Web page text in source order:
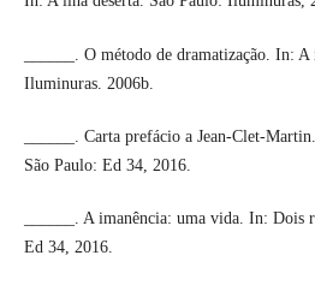
______. O método de dramatização. In:
Iluminuras. 2006b.
______. Carta prefácio a Jean-Clet-
São Paulo: Ed 34, 2016.
______. A imanência: uma vida. In: Dois
Ed 34, 2016.